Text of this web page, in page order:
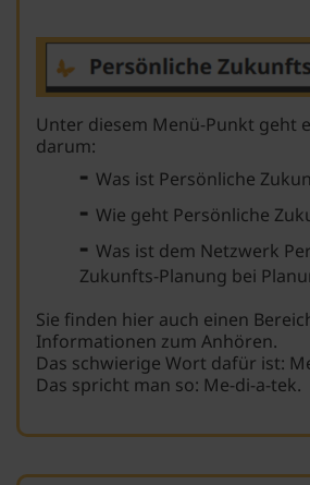
Unter diesem Menü-Punkt geht
darum:
- Was ist Persönliche
- Wie geht Persönliche
- Was ist dem Netzwerk
Zukunfts-Planung bei
Sie finden hier auch einen
Informationen zum Anhören.
Das schwierige Wort dafür ist:
Das spricht man so: Me-di-a-tek.